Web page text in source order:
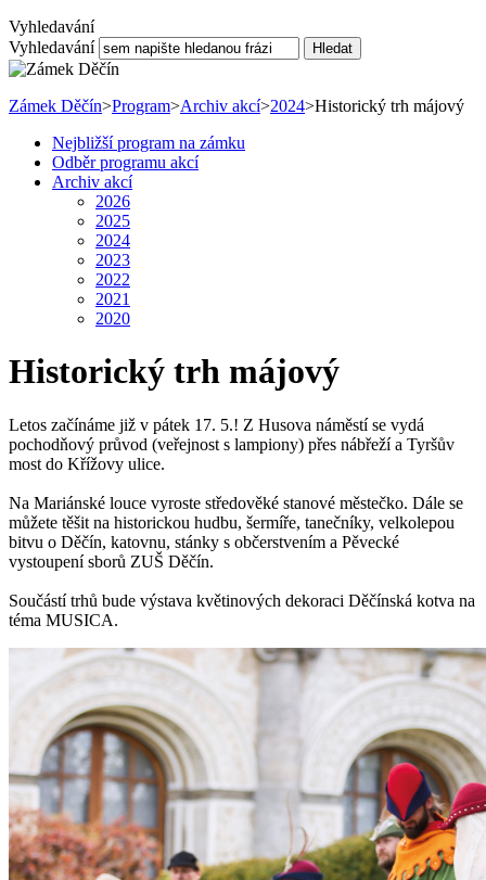
Vyhledavání
Vyhledavání
Hledat
Zámek Děčín>Program>Archiv akcí>2024>Historický trh májový
Nejbližší program na zámku
Odběr programu akcí
Archiv akcí
2026
2025
2024
2023
2022
2021
2020
Historický trh májový
Letos začínáme již v pátek 17. 5.! Z Husova náměstí se vydá
pochodňový průvod (veřejnost s lampiony) přes nábřeží a Tyršův
most do Křížovy ulice.
Na Mariánské louce vyroste středověké stanové městečko. Dále se
můžete těšit na historickou hudbu, šermíře, tanečníky, velkolepou
bitvu o Děčín, katovnu, stánky s občerstvením a Pěvecké
vystoupení sborů ZUŠ Děčín.
Součástí trhů bude výstava květinových dekoraci Děčínská kotva na
téma MUSICA.